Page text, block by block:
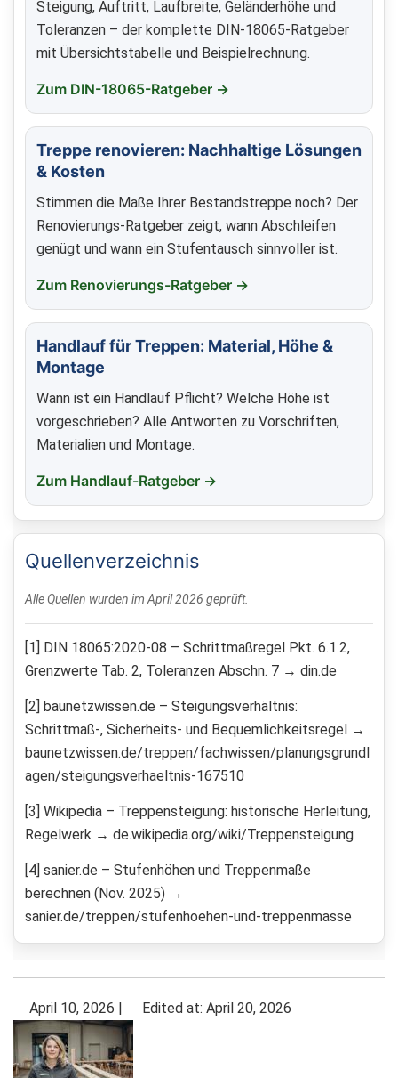
Steigung, Auftritt, Laufbreite, Geländerhöhe und
Toleranzen – der komplette DIN-18065-Ratgeber
mit Übersichtstabelle und Beispielrechnung.
Zum DIN-18065-Ratgeber →
Treppe renovieren: Nachhaltige Lösungen
& Kosten
Stimmen die Maße Ihrer Bestandstreppe noch? Der
Renovierungs-Ratgeber zeigt, wann Abschleifen
genügt und wann ein Stufentausch sinnvoller ist.
Zum Renovierungs-Ratgeber →
Handlauf für Treppen: Material, Höhe &
Montage
Wann ist ein Handlauf Pflicht? Welche Höhe ist
vorgeschrieben? Alle Antworten zu Vorschriften,
Materialien und Montage.
Zum Handlauf-Ratgeber →
Quellenverzeichnis
Alle Quellen wurden im April 2026 geprüft.
[1] DIN 18065:2020-08 – Schrittmaßregel Pkt. 6.1.2,
Grenzwerte Tab. 2, Toleranzen Abschn. 7 → din.de
[2] baunetzwissen.de – Steigungsverhältnis:
Schrittmaß-, Sicherheits- und Bequemlichkeitsregel →
baunetzwissen.de/treppen/fachwissen/planungsgrundl
agen/steigungsverhaeltnis-167510
[3] Wikipedia – Treppensteigung: historische Herleitung,
Regelwerk → de.wikipedia.org/wiki/Treppensteigung
[4] sanier.de – Stufenhöhen und Treppenmaße
berechnen (Nov. 2025) →
sanier.de/treppen/stufenhoehen-und-treppenmasse
April 10, 2026 Edited at: April 20, 2026